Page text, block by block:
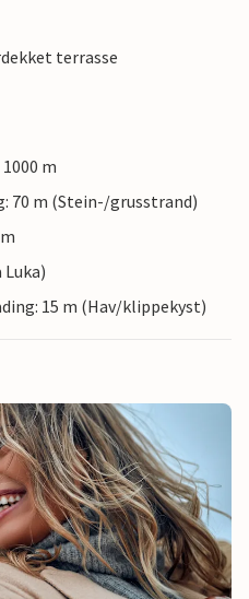
terrasse
m
70 m (Stein-/grusstrand)
15 m (Hav/klippekyst)